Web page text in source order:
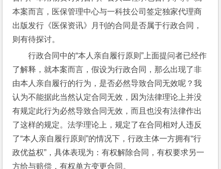
本案而言，医保管理中心与一科技公司签定独家代理商
出版发行《医保资讯》月刊的合同是否属于行政合同，
则有待探讨。
行政合同中的“本人亲自履行原则”上面提问者已经作
了解释，就本案而言，假设为行政合同，那么出现了非
由本人亲自履行的行为，是否必然导致合同无效呢？我
认为不能据此当然认定合同无效，因为法律理论上并没
有规定此行为必然导致合同无效，而且也没有法律作出
了这样的规定。法学理论上，规定了在合同相对人违反
了“本人亲自履行原则”的情况下，行政主体一方拥有“行
政优益权”，具体表现为：有权解除合同，有权要求另一
方给与赔偿，有权单方变更合同。